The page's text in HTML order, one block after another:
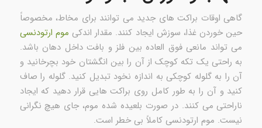
گاهی اوقات براکت های جدید می توانند برای مخاط، مخصوصاً
حین خوردن غذا، سوزش ایجاد کنند. مقدار اندکی موم ارتودنسی
می تواند مانعی فوق العاده بین فلز و بافت داخل دهان باشد.
به راحتی یک تکه کوچک از آن را بین انگشتان خود بچرخانید و
آن را به گلوله کوچکی به اندازه نخود تبدیل کنید. گلوله را صاف
کنید و آن را به طور کامل روی براکت هایی قرار دهید که ایجاد
ناراحتی می کنند. در صورت بلعیده شده موم، جای هیچ نگرانی
نیست. موم ارتودنسی کاملاً بی خطر است.